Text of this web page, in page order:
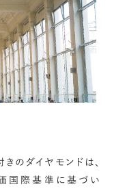
のダイヤモンドは、
国際基準に基づい